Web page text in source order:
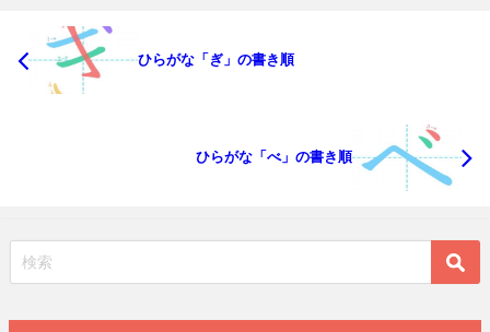
ひらがな「ぎ」の書き順
ひらがな「べ」の書き順